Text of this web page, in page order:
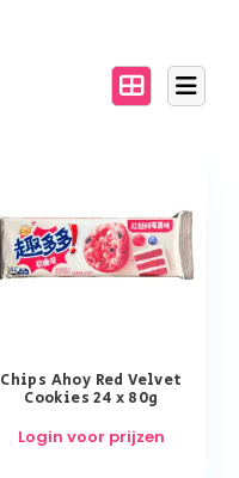
Chips Ahoy Red Velvet
Cookies 24 x 80g
Login voor prijzen